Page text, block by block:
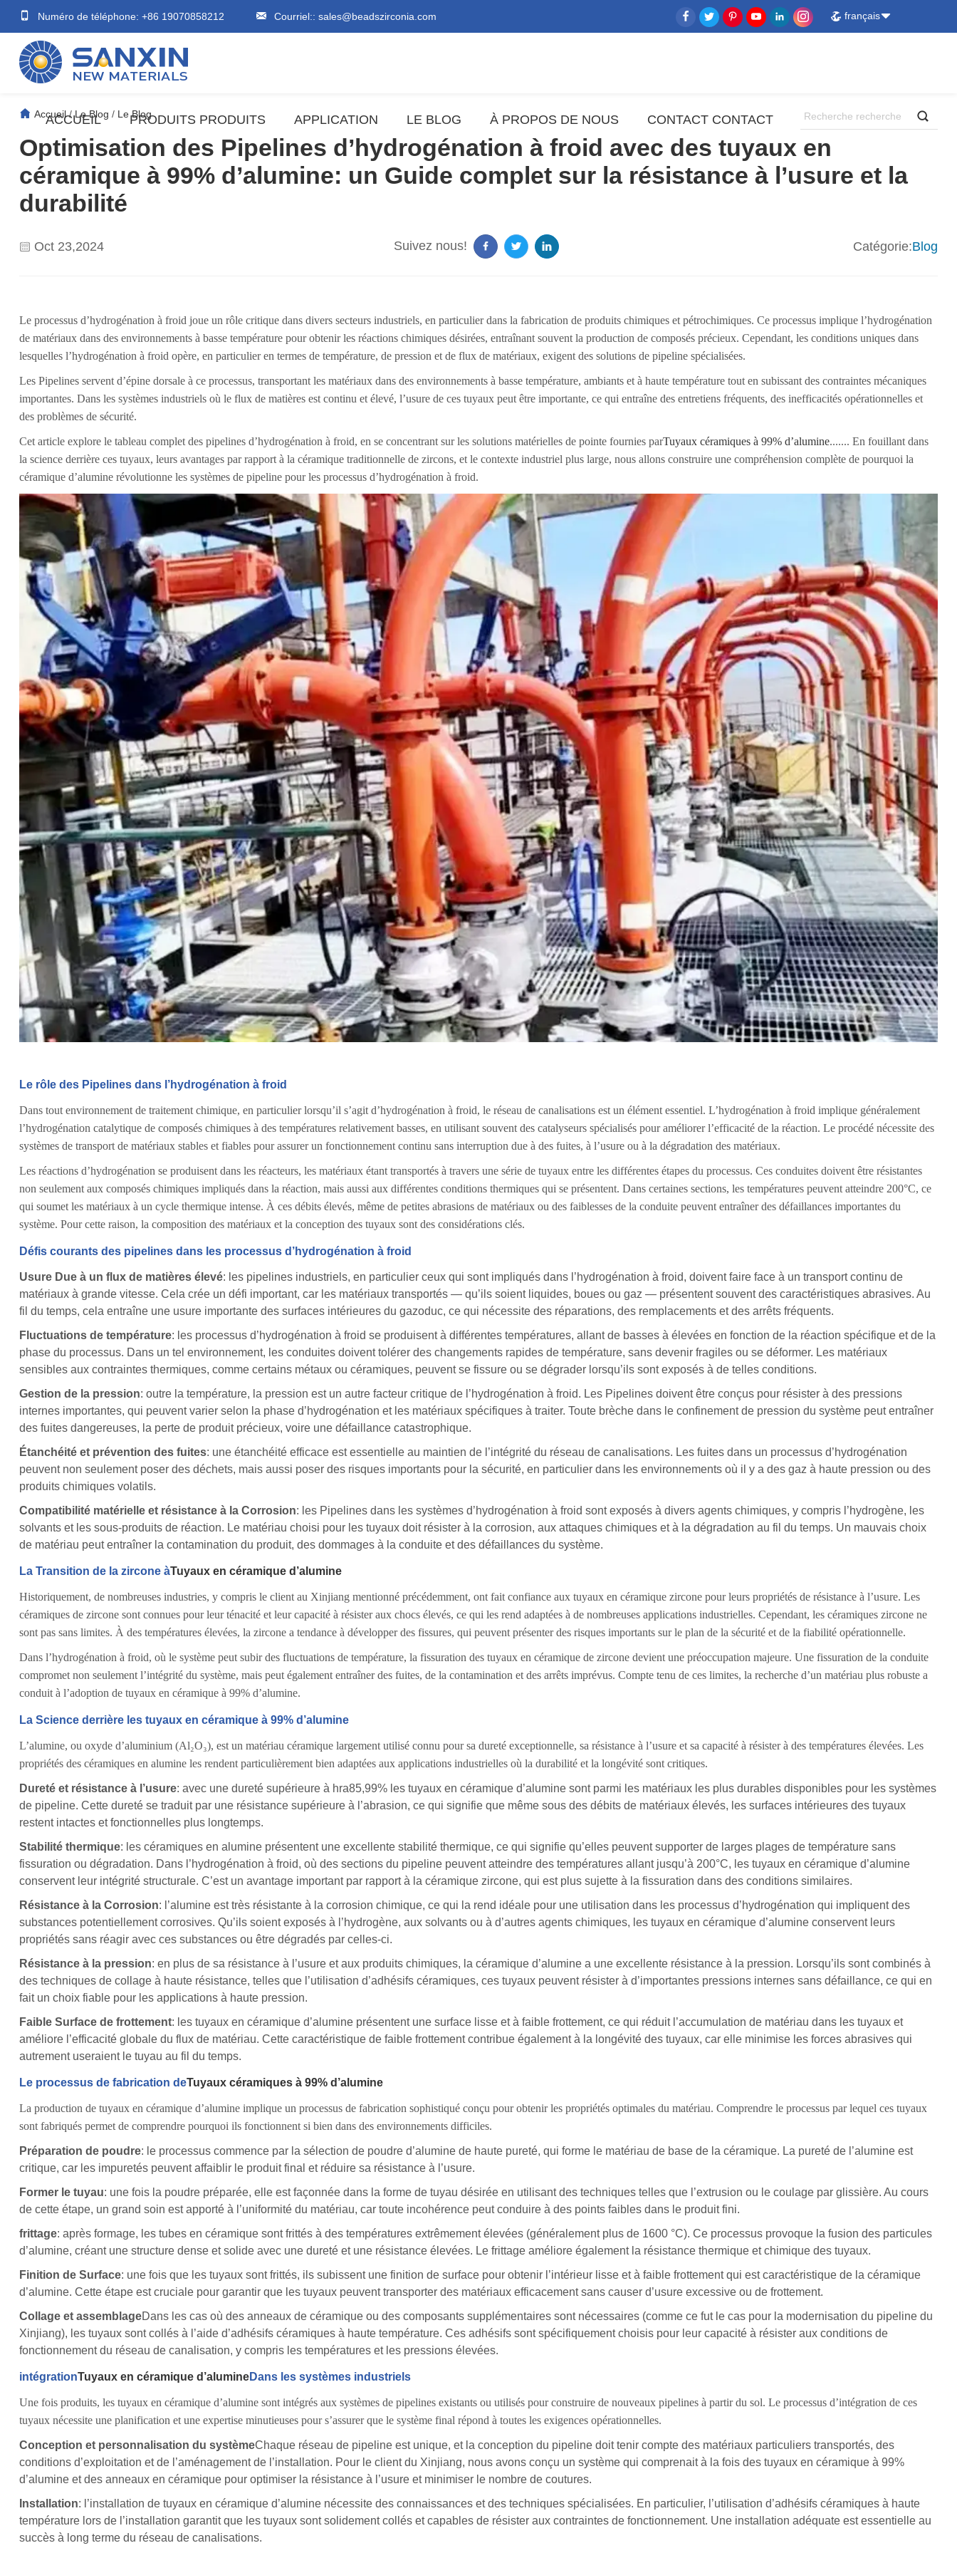
Numéro de téléphone: +86 19070858212 Courriel:: sales@beadszirconia.com français
ACCUEIL PRODUITS PRODUITS APPLICATION LE BLOG À PROPOS DE NOUS CONTACT CONTACT
Accueil/Le Blog / Le Blog
Optimisation des Pipelines d’hydrogénation à froid avec des tuyaux en
céramique à 99% d’alumine: un Guide complet sur la résistance à l’usure et la
durabilité
Oct 23,2024 Suivez nous! Catégorie:Blog
Le processus d’hydrogénation à froid joue un rôle critique dans divers secteurs industriels, en particulier dans la fabrication de produits chimiques et pétrochimiques. Ce processus implique l’hydrogénation
de matériaux dans des environnements à basse température pour obtenir les réactions chimiques désirées, entraînant souvent la production de composés précieux. Cependant, les conditions uniques dans
lesquelles l’hydrogénation à froid opère, en particulier en termes de température, de pression et de flux de matériaux, exigent des solutions de pipeline spécialisées.
Les Pipelines servent d’épine dorsale à ce processus, transportant les matériaux dans des environnements à basse température, ambiants et à haute température tout en subissant des contraintes mécaniques
importantes. Dans les systèmes industriels où le flux de matières est continu et élevé, l’usure de ces tuyaux peut être importante, ce qui entraîne des entretiens fréquents, des inefficacités opérationnelles et
des problèmes de sécurité.
Cet article explore le tableau complet des pipelines d’hydrogénation à froid, en se concentrant sur les solutions matérielles de pointe fournies parTuyaux céramiques à 99% d’alumine....... En fouillant dans
la science derrière ces tuyaux, leurs avantages par rapport à la céramique traditionnelle de zircons, et le contexte industriel plus large, nous allons construire une compréhension complète de pourquoi la
céramique d’alumine révolutionne les systèmes de pipeline pour les processus d’hydrogénation à froid.
Le rôle des Pipelines dans l’hydrogénation à froid
Dans tout environnement de traitement chimique, en particulier lorsqu’il s’agit d’hydrogénation à froid, le réseau de canalisations est un élément essentiel. L’hydrogénation à froid implique généralement
l’hydrogénation catalytique de composés chimiques à des températures relativement basses, en utilisant souvent des catalyseurs spécialisés pour améliorer l’efficacité de la réaction. Le procédé nécessite des
systèmes de transport de matériaux stables et fiables pour assurer un fonctionnement continu sans interruption due à des fuites, à l’usure ou à la dégradation des matériaux.
Les réactions d’hydrogénation se produisent dans les réacteurs, les matériaux étant transportés à travers une série de tuyaux entre les différentes étapes du processus. Ces conduites doivent être résistantes
non seulement aux composés chimiques impliqués dans la réaction, mais aussi aux différentes conditions thermiques qui se présentent. Dans certaines sections, les températures peuvent atteindre 200°C, ce
qui soumet les matériaux à un cycle thermique intense. À ces débits élevés, même de petites abrasions de matériaux ou des faiblesses de la conduite peuvent entraîner des défaillances importantes du
système. Pour cette raison, la composition des matériaux et la conception des tuyaux sont des considérations clés.
Défis courants des pipelines dans les processus d’hydrogénation à froid
Usure Due à un flux de matières élevé: les pipelines industriels, en particulier ceux qui sont impliqués dans l’hydrogénation à froid, doivent faire face à un transport continu de
matériaux à grande vitesse. Cela crée un défi important, car les matériaux transportés — qu’ils soient liquides, boues ou gaz — présentent souvent des caractéristiques abrasives. Au
fil du temps, cela entraîne une usure importante des surfaces intérieures du gazoduc, ce qui nécessite des réparations, des remplacements et des arrêts fréquents.
Fluctuations de température: les processus d’hydrogénation à froid se produisent à différentes températures, allant de basses à élevées en fonction de la réaction spécifique et de la
phase du processus. Dans un tel environnement, les conduites doivent tolérer des changements rapides de température, sans devenir fragiles ou se déformer. Les matériaux
sensibles aux contraintes thermiques, comme certains métaux ou céramiques, peuvent se fissure ou se dégrader lorsqu’ils sont exposés à de telles conditions.
Gestion de la pression: outre la température, la pression est un autre facteur critique de l’hydrogénation à froid. Les Pipelines doivent être conçus pour résister à des pressions
internes importantes, qui peuvent varier selon la phase d’hydrogénation et les matériaux spécifiques à traiter. Toute brèche dans le confinement de pression du système peut entraîner
des fuites dangereuses, la perte de produit précieux, voire une défaillance catastrophique.
Étanchéité et prévention des fuites: une étanchéité efficace est essentielle au maintien de l’intégrité du réseau de canalisations. Les fuites dans un processus d’hydrogénation
peuvent non seulement poser des déchets, mais aussi poser des risques importants pour la sécurité, en particulier dans les environnements où il y a des gaz à haute pression ou des
produits chimiques volatils.
Compatibilité matérielle et résistance à la Corrosion: les Pipelines dans les systèmes d’hydrogénation à froid sont exposés à divers agents chimiques, y compris l’hydrogène, les
solvants et les sous-produits de réaction. Le matériau choisi pour les tuyaux doit résister à la corrosion, aux attaques chimiques et à la dégradation au fil du temps. Un mauvais choix
de matériau peut entraîner la contamination du produit, des dommages à la conduite et des défaillances du système.
La Transition de la zircone àTuyaux en céramique d’alumine
Historiquement, de nombreuses industries, y compris le client au Xinjiang mentionné précédemment, ont fait confiance aux tuyaux en céramique zircone pour leurs propriétés de résistance à l’usure. Les
céramiques de zircone sont connues pour leur ténacité et leur capacité à résister aux chocs élevés, ce qui les rend adaptées à de nombreuses applications industrielles. Cependant, les céramiques zircone ne
sont pas sans limites. À des températures élevées, la zircone a tendance à développer des fissures, qui peuvent présenter des risques importants sur le plan de la sécurité et de la fiabilité opérationnelle.
Dans l’hydrogénation à froid, où le système peut subir des fluctuations de température, la fissuration des tuyaux en céramique de zircone devient une préoccupation majeure. Une fissuration de la conduite
compromet non seulement l’intégrité du système, mais peut également entraîner des fuites, de la contamination et des arrêts imprévus. Compte tenu de ces limites, la recherche d’un matériau plus robuste a
conduit à l’adoption de tuyaux en céramique à 99% d’alumine.
La Science derrière les tuyaux en céramique à 99% d’alumine
L’alumine, ou oxyde d’aluminium (Al₂O₃), est un matériau céramique largement utilisé connu pour sa dureté exceptionnelle, sa résistance à l’usure et sa capacité à résister à des températures élevées. Les
propriétés des céramiques en alumine les rendent particulièrement bien adaptées aux applications industrielles où la durabilité et la longévité sont critiques.
Dureté et résistance à l’usure: avec une dureté supérieure à hra85,99% les tuyaux en céramique d’alumine sont parmi les matériaux les plus durables disponibles pour les systèmes
de pipeline. Cette dureté se traduit par une résistance supérieure à l’abrasion, ce qui signifie que même sous des débits de matériaux élevés, les surfaces intérieures des tuyaux
restent intactes et fonctionnelles plus longtemps.
Stabilité thermique: les céramiques en alumine présentent une excellente stabilité thermique, ce qui signifie qu’elles peuvent supporter de larges plages de température sans
fissuration ou dégradation. Dans l’hydrogénation à froid, où des sections du pipeline peuvent atteindre des températures allant jusqu’à 200°C, les tuyaux en céramique d’alumine
conservent leur intégrité structurale. C’est un avantage important par rapport à la céramique zircone, qui est plus sujette à la fissuration dans des conditions similaires.
Résistance à la Corrosion: l’alumine est très résistante à la corrosion chimique, ce qui la rend idéale pour une utilisation dans les processus d’hydrogénation qui impliquent des
substances potentiellement corrosives. Qu’ils soient exposés à l’hydrogène, aux solvants ou à d’autres agents chimiques, les tuyaux en céramique d’alumine conservent leurs
propriétés sans réagir avec ces substances ou être dégradés par celles-ci.
Résistance à la pression: en plus de sa résistance à l’usure et aux produits chimiques, la céramique d’alumine a une excellente résistance à la pression. Lorsqu’ils sont combinés à
des techniques de collage à haute résistance, telles que l’utilisation d’adhésifs céramiques, ces tuyaux peuvent résister à d’importantes pressions internes sans défaillance, ce qui en
fait un choix fiable pour les applications à haute pression.
Faible Surface de frottement: les tuyaux en céramique d’alumine présentent une surface lisse et à faible frottement, ce qui réduit l’accumulation de matériau dans les tuyaux et
améliore l’efficacité globale du flux de matériau. Cette caractéristique de faible frottement contribue également à la longévité des tuyaux, car elle minimise les forces abrasives qui
autrement useraient le tuyau au fil du temps.
Le processus de fabrication deTuyaux céramiques à 99% d’alumine
La production de tuyaux en céramique d’alumine implique un processus de fabrication sophistiqué conçu pour obtenir les propriétés optimales du matériau. Comprendre le processus par lequel ces tuyaux
sont fabriqués permet de comprendre pourquoi ils fonctionnent si bien dans des environnements difficiles.
Préparation de poudre: le processus commence par la sélection de poudre d’alumine de haute pureté, qui forme le matériau de base de la céramique. La pureté de l’alumine est
critique, car les impuretés peuvent affaiblir le produit final et réduire sa résistance à l’usure.
Former le tuyau: une fois la poudre préparée, elle est façonnée dans la forme de tuyau désirée en utilisant des techniques telles que l’extrusion ou le coulage par glissière. Au cours
de cette étape, un grand soin est apporté à l’uniformité du matériau, car toute incohérence peut conduire à des points faibles dans le produit fini.
frittage: après formage, les tubes en céramique sont frittés à des températures extrêmement élevées (généralement plus de 1600 °C). Ce processus provoque la fusion des particules
d’alumine, créant une structure dense et solide avec une dureté et une résistance élevées. Le frittage améliore également la résistance thermique et chimique des tuyaux.
Finition de Surface: une fois que les tuyaux sont frittés, ils subissent une finition de surface pour obtenir l’intérieur lisse et à faible frottement qui est caractéristique de la céramique
d’alumine. Cette étape est cruciale pour garantir que les tuyaux peuvent transporter des matériaux efficacement sans causer d’usure excessive ou de frottement.
Collage et assemblageDans les cas où des anneaux de céramique ou des composants supplémentaires sont nécessaires (comme ce fut le cas pour la modernisation du pipeline du
Xinjiang), les tuyaux sont collés à l’aide d’adhésifs céramiques à haute température. Ces adhésifs sont spécifiquement choisis pour leur capacité à résister aux conditions de
fonctionnement du réseau de canalisation, y compris les températures et les pressions élevées.
intégrationTuyaux en céramique d’alumineDans les systèmes industriels
Une fois produits, les tuyaux en céramique d’alumine sont intégrés aux systèmes de pipelines existants ou utilisés pour construire de nouveaux pipelines à partir du sol. Le processus d’intégration de ces
tuyaux nécessite une planification et une expertise minutieuses pour s’assurer que le système final répond à toutes les exigences opérationnelles.
Conception et personnalisation du systèmeChaque réseau de pipeline est unique, et la conception du pipeline doit tenir compte des matériaux particuliers transportés, des
conditions d’exploitation et de l’aménagement de l’installation. Pour le client du Xinjiang, nous avons conçu un système qui comprenait à la fois des tuyaux en céramique à 99%
d’alumine et des anneaux en céramique pour optimiser la résistance à l’usure et minimiser le nombre de coutures.
Installation: l’installation de tuyaux en céramique d’alumine nécessite des connaissances et des techniques spécialisées. En particulier, l’utilisation d’adhésifs céramiques à haute
température lors de l’installation garantit que les tuyaux sont solidement collés et capables de résister aux contraintes de fonctionnement. Une installation adéquate est essentielle au
succès à long terme du réseau de canalisations.